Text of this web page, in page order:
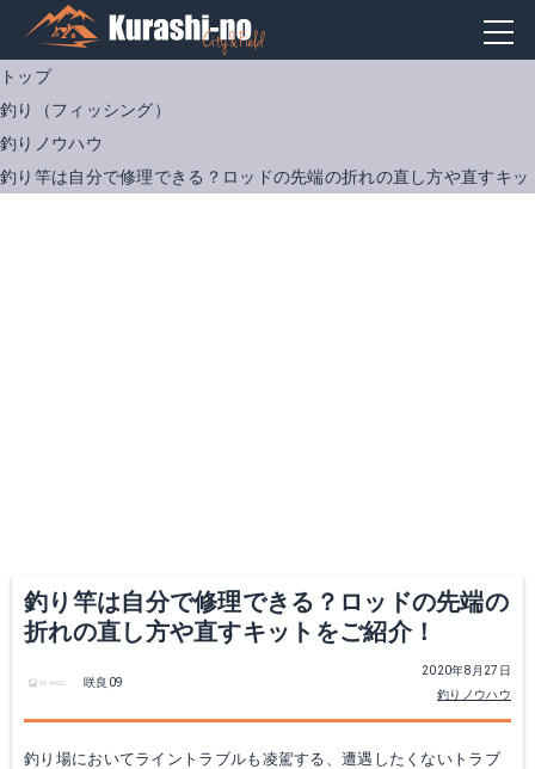
トップ
釣り（フィッシング）
釣りノウハウ
釣り竿は自分で修理できる？ロッドの先端の折れの直し方や直すキッ
釣り竿は自分で修理できる？ロッドの先端の
折れの直し方や直すキットをご紹介！
2020年8月27日
釣りノウハウ
咲良09
釣り場においてライントラブルも凌駕する、遭遇したくないトラブ